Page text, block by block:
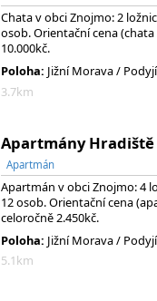
Chata v obci Znojmo: 2
osob. Orientační cena
10.000kč.
Poloha: Jižní Morava/ Podyjí
3.7km
Apartmány Hradiště
Apartmán
Apartmán v obci Znojmo: 4
12 osob. Orientační cena
celoročně 2.450kč.
Poloha: Jižní Morava/ Podyjí
5.1km